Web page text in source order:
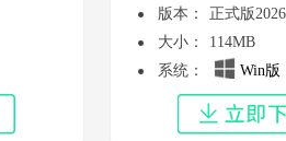
版本：
正式版
大小：
114MB
系统：
Win版